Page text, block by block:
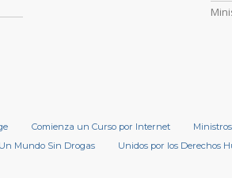
Comienza un Curso por Internet
Mundo Sin Drogas Unidos por los Derechos